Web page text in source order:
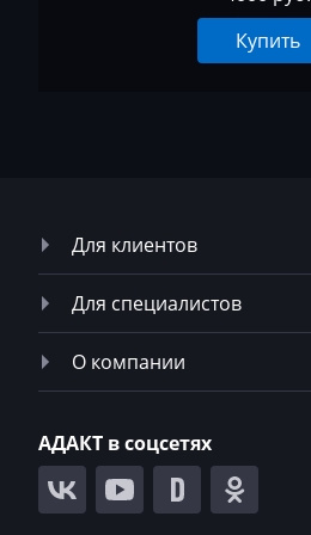
Omoda
Opel
Oting
Otokar
Perkins
Peterbilt
Купить
Для клиентов
Для специалистов
О компании
АДАКТ в соцсетях